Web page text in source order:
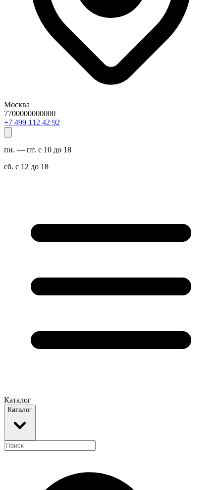
Москва
7700000000000
29 24 211 994 7+
пн. — пт. с 10 до 18
сб. с 12 до 18
Каталог
Каталог